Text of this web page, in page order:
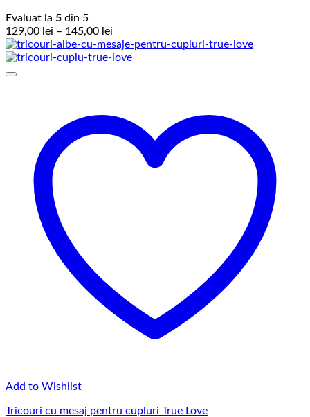
Evaluat la 5 din 5
129,00 lei – 145,00 lei
de
prețuri:
Add to Wishlist
Tricouri cu mesaj pentru cupluri True Love